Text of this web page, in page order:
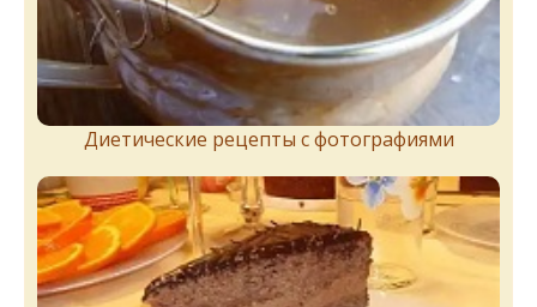
Диетические рецепты с фотографиями